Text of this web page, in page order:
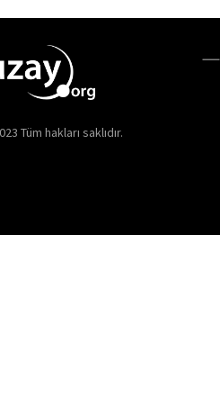
Tüm hakları saklıdır.